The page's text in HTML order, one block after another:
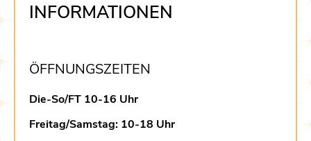
INFORMATIONEN
ÖFFNUNGSZEITEN
Die-So/FT 10-16 Uhr
Freitag/Samstag: 10-18 Uhr